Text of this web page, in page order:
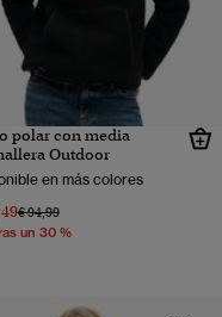
polar con media
Outdoor
en más colores
Precio rebajado de
€ 94,99a
un 30 %